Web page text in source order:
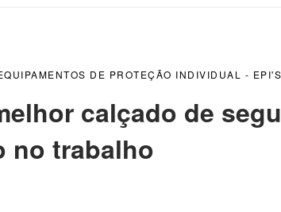
DE PROTEÇÃO INDIVIDUAL - EPI'S
calçado de
no trabalho